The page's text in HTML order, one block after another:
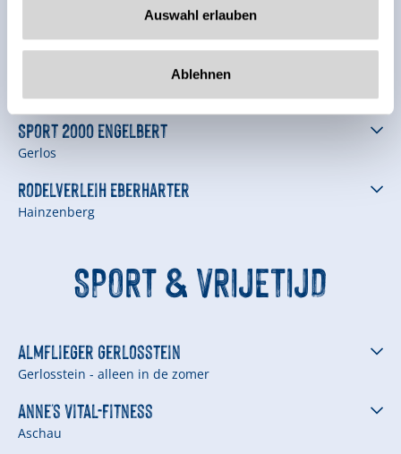
Auswahl erlauben
Ablehnen
Sport 2000 Engelbert
Gerlos
Rodelverleih Eberharter
Hainzenberg
SPORT & VRIJETIJD
Almflieger Gerlosstein
Gerlosstein - alleen in de zomer
Anne's Vital-Fitness
Aschau